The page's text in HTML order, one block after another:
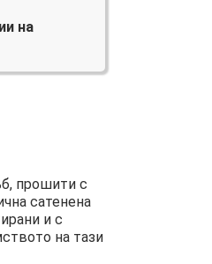
на
прошити с
сатенена
и с
на тази